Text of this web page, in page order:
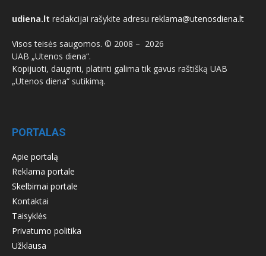
udiena.lt redakcijai rašykite adresu reklama@utenosdiena.lt
Visos teisės saugomos. © 2008 – 2026
UAB „Utenos diena“.
Kopijuoti, dauginti, platinti galima tik gavus raštišką UAB
„Utenos diena“ sutikimą.
PORTALAS
Apie portalą
Reklama portale
Skelbimai portale
Kontaktai
Taisyklės
Privatumo politika
Užklausa